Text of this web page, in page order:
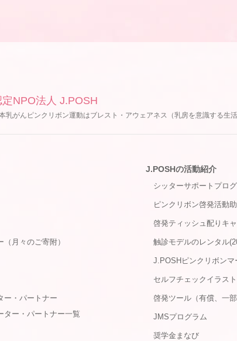
定NPO法人 J.POSH
乳がんピンクリボン運動はブレスト・アウェアネス（乳房を意識する生
月々のご寄附）
ー・パートナー
ター・パートナー一覧
J.POSHの活動紹介
シッターサポートプロ
ピンクリボン啓発活動
啓発ティッシュ配りキ
触診モデルのレンタル
J.POSHピンクリボンマ
セルフチェックイラス
啓発ツール（有償、一部
JMSプログラム
奨学金まなび